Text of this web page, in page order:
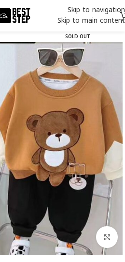
Skip to navigation
Skip to main content
SOLD OUT
Click to enlarge